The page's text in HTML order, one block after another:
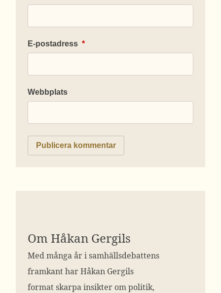
E-postadress *
Webbplats
Om Håkan Gergils
Med många år i samhällsdebattens
framkant har Håkan Gergils
format skarpa insikter om politik,